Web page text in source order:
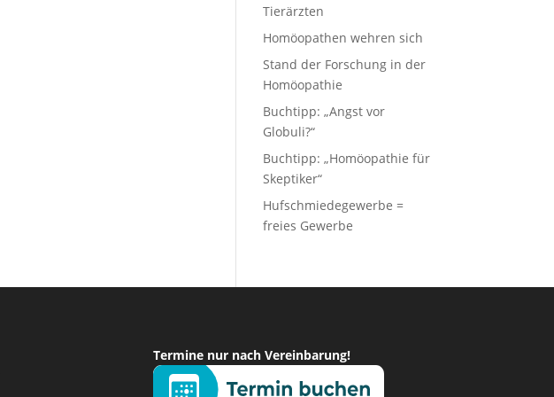
Tierärzten
Homöopathen wehren sich
Stand der Forschung in der
Homöopathie
Buchtipp: „Angst vor
Globuli?“
Buchtipp: „Homöopathie für
Skeptiker“
Hufschmiedegewerbe =
freies Gewerbe
Termine nur nach Vereinbarung!